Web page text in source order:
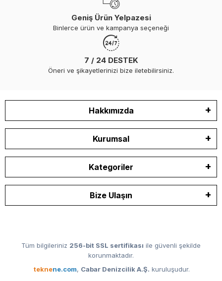
Geniş Ürün Yelpazesi
Binlerce ürün ve kampanya seçeneği
7 / 24 DESTEK
Öneri ve şikayetlerinizi bize iletebilirsiniz.
Hakkımızda
Kurumsal
Kategoriler
Bize Ulaşın
Tüm bilgileriniz 256-bit SSL sertifikası ile güvenli şekilde
korunmaktadır.
teknene.com, Cabar Denizcilik A.Ş. kuruluşudur.